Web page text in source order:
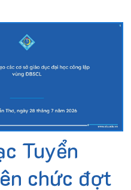
Tuyển
chức đợt